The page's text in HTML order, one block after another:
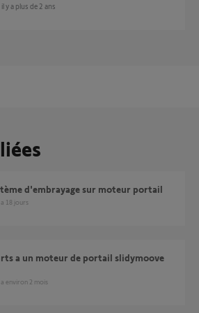
il y a plus de 2 ans
d'embrayage sur moteur portail
a 18 jours
a environ 2 mois